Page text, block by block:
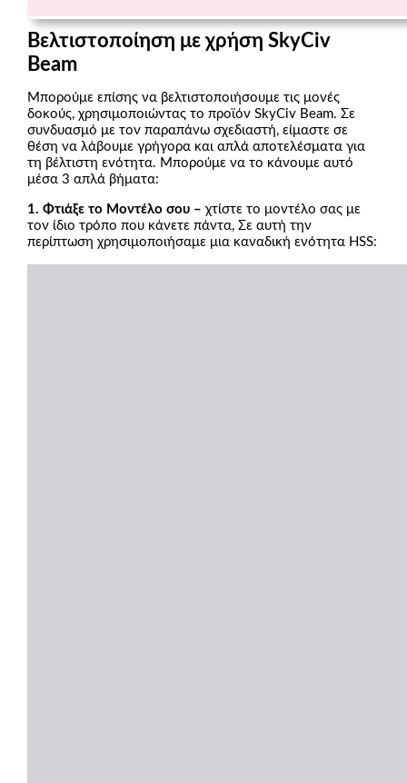
Βελτιστοποίηση με χρήση SkyCiv
Beam
Μπορούμε επίσης να βελτιστοποιήσουμε τις μονές
δοκούς, χρησιμοποιώντας το προϊόν SkyCiv Beam. Σε
συνδυασμό με τον παραπάνω σχεδιαστή, είμαστε σε
θέση να λάβουμε γρήγορα και απλά αποτελέσματα για
τη βέλτιστη ενότητα. Μπορούμε να το κάνουμε αυτό
μέσα 3 απλά βήματα:
1. Φτιάξε το Μοντέλο σου – χτίστε το μοντέλο σας με
τον ίδιο τρόπο που κάνετε πάντα, Σε αυτή την
περίπτωση χρησιμοποιήσαμε μια καναδική ενότητα HSS: